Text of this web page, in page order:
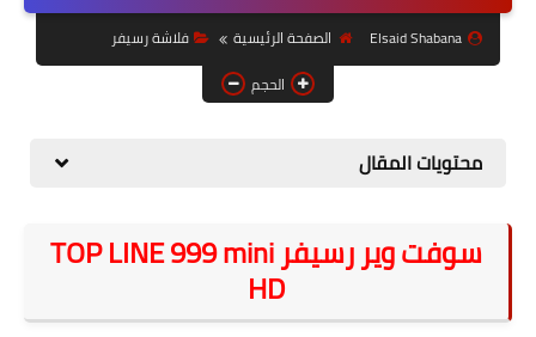
تحديث الرسيفرات
أنظمة تشغيل Windows
قصة وعبرة
Elsaid Shabana الصفحة الرئيسية
فلاشة رسيفر
الحجم
محتويات المقال
سوفت وير رسيفر TOP LINE 999 mini
HD